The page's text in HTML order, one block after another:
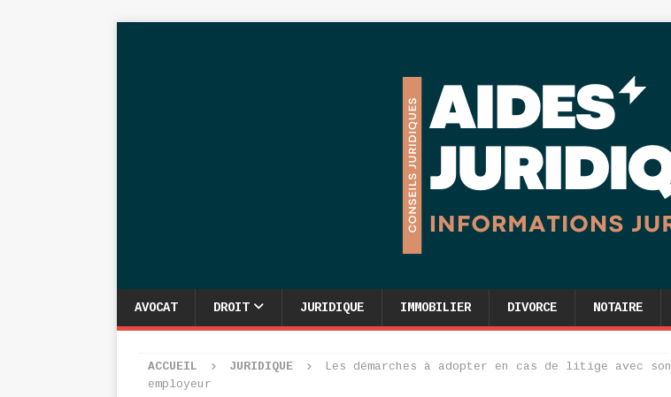
AVOCAT DROIT JURIDIQUE IMMOBILIER DIVORCE NOTAIRE
ACCUEIL JURIDIQUE
Les démarches à adopter en cas de litige avec son
employeur